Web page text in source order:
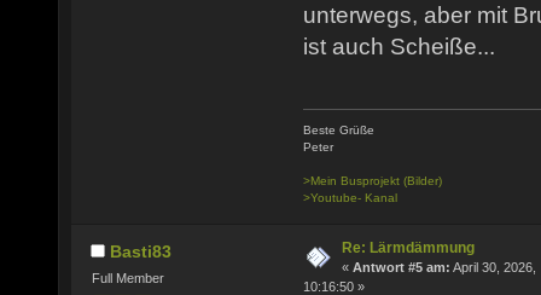
unterwegs, aber mit
ist auch Scheiße...
Beste Grüße
Peter
>Mein Busprojekt (Bilder)
>Youtube- Kanal
Basti83
Full Member
Re: Lärmdämmung
« Antwort #5 am: April 30, 2026,
10:16:50 »